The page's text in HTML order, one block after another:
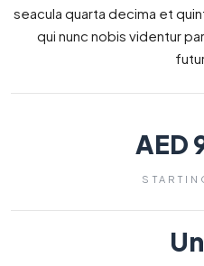
seacula quarta decima et
qui nunc nobis videntur
AED